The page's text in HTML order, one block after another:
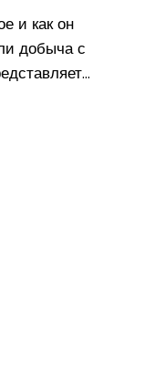
и как он
добыча с